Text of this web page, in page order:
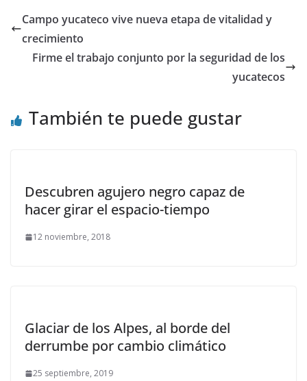
Campo yucateco vive nueva etapa de vitalidad y
crecimiento
Firme el trabajo conjunto por la seguridad de los
yucatecos
También te puede gustar
Descubren agujero negro capaz de
hacer girar el espacio-tiempo
12 noviembre, 2018
Glaciar de los Alpes, al borde del
derrumbe por cambio climático
25 septiembre, 2019